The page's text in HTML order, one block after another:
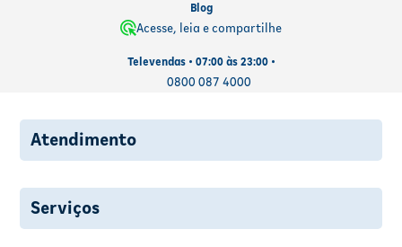
Blog
Acesse, leia e compartilhe
Televendas • 07:00 às 23:00 •
0800 087 4000
Atendimento
Serviços